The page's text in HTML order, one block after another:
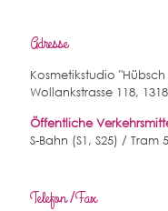
Adresse
Kosmetikstudio
Wollankstrasse 118,
Öffentliche
S-Bahn (S1, S25) / Tram
Telefon /Fax